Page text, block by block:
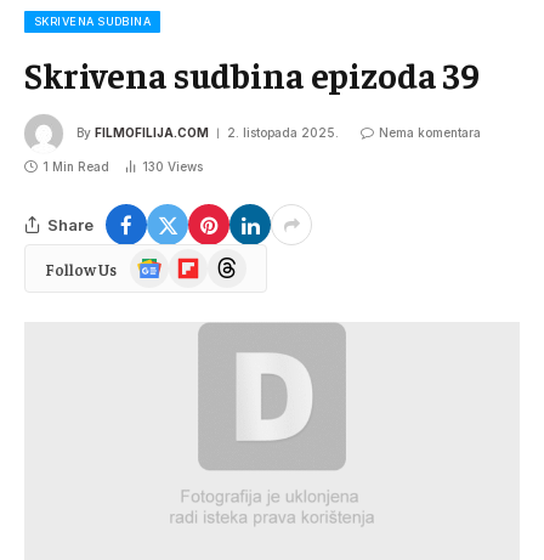
SKRIVENA SUDBINA
Skrivena sudbina epizoda 39
By FILMOFILIJA.COM 2. listopada 2025. Nema komentara
1 Min Read 130 Views
Share
Follow Us
GoogleFlipboardThreads